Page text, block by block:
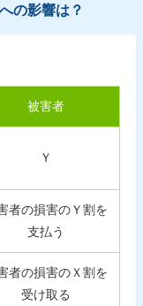
の影響は？
被害者
Ｙ
者の損害のＹ割を
支払う
者の損害のＸ割を
受け取る